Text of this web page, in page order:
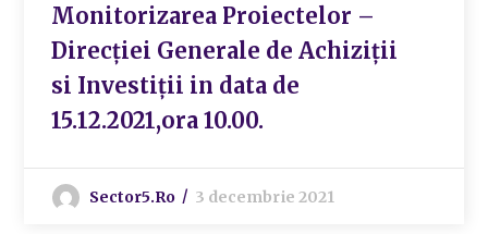
Monitorizarea Proiectelor –
Direcției Generale de Achiziții
si Investiții in data de
15.12.2021,ora 10.00.
Sector5.ro 3 decembrie 2021